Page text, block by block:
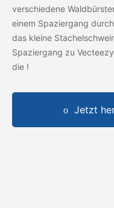
verschiedene
einem Spaziergang
das kleine
Spaziergang zu
die !
Jetzt